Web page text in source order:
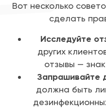
Вот несколько
сделать
Исследуйте
других
отзывы — знак
Запрашивайте
должна быть